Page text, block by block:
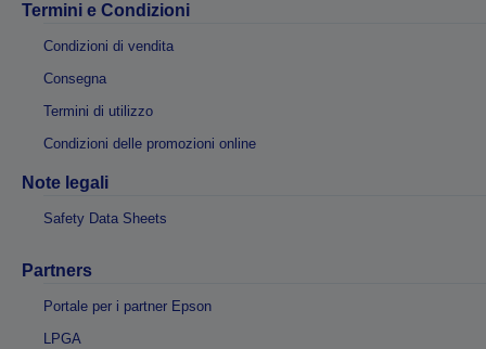
Termini e Condizioni
Condizioni di vendita
Consegna
Termini di utilizzo
Condizioni delle promozioni online
Note legali
Safety Data Sheets
Partners
Portale per i partner Epson
LPGA